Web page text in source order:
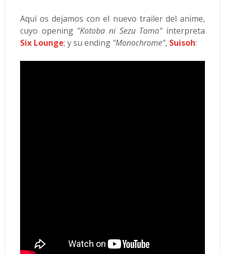
Aquí os dejamos con el nuevo trailer del anime,
cuyo opening "Kotoba ni Sezu Tomo"interpreta
Six Lounge; y su ending "Monochrome", Suisoh: